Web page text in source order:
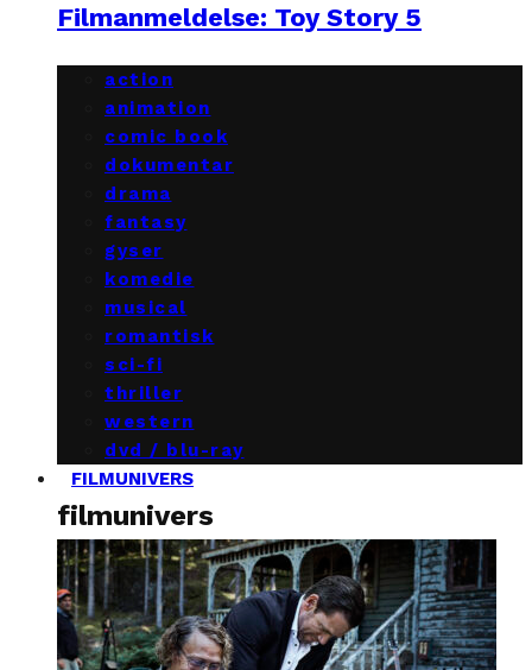
Filmanmeldelse: Toy Story 5
action
animation
comic book
dokumentar
drama
fantasy
gyser
komedie
musical
romantisk
sci-fi
thriller
western
dvd / blu-ray
FILMUNIVERS
filmunivers